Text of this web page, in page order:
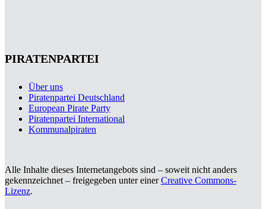
PIRATENPARTEI
Über uns
Piratenpartei Deutschland
European Pirate Party
Piratenpartei International
Kommunalpiraten
Alle Inhalte dieses Internetangebots sind – soweit nicht anders
gekennzeichnet – freigegeben unter einerCreative Commons-
Lizenz.